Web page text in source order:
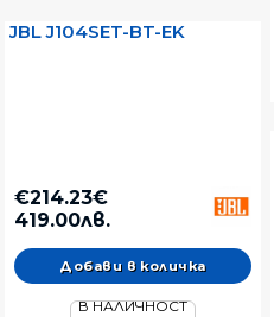
JBL J104SET-BT-EK
€214.23€
419.00лв.
В НАЛИЧНОСТ